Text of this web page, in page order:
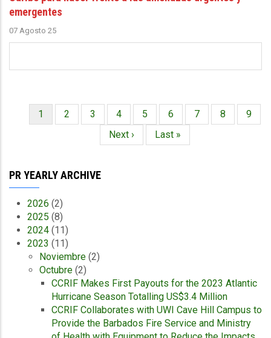
emergentes
07 Agosto 25
Paginación
Página
actual
1 Página
2 Página
3 Página
4 Página
5 Página
6 Página
7 Página
8
9
Siguiente
página
Next ›
Última
página
Last »
PR YEARLY ARCHIVE
2026 (2)
2025 (8)
2024 (11)
2023 (11)
Noviembre (2)
Octubre (2)
CCRIF Makes First Payouts for the 2023 Atlantic
Hurricane Season Totalling US$3.4 Million
CCRIF Collaborates with UWI Cave Hill Campus to
Provide the Barbados Fire Service and Ministry